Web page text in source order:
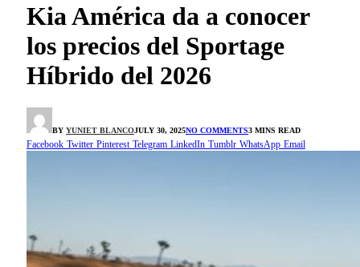
Kia América da a conocer
los precios del Sportage
Híbrido del 2026
BY YUNIET BLANCOJULY 30, 2025NO COMMENTS3 MINS READ
Facebook Twitter Pinterest Telegram LinkedIn Tumblr WhatsApp Email